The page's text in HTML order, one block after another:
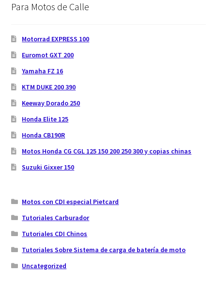
Para Motos de Calle
Motorrad EXPRESS 100
Euromot GXT 200
Yamaha FZ 16
KTM DUKE 200 390
Keeway Dorado 250
Honda Elite 125
Honda CB190R
Motos Honda CG CGL 125 150 200 250 300 y copias chinas
Suzuki Gixxer 150
Motos con CDI especial Pietcard
Tutoriales Carburador
Tutoriales CDI Chinos
Tutoriales Sobre Sistema de carga de batería de moto
Uncategorized